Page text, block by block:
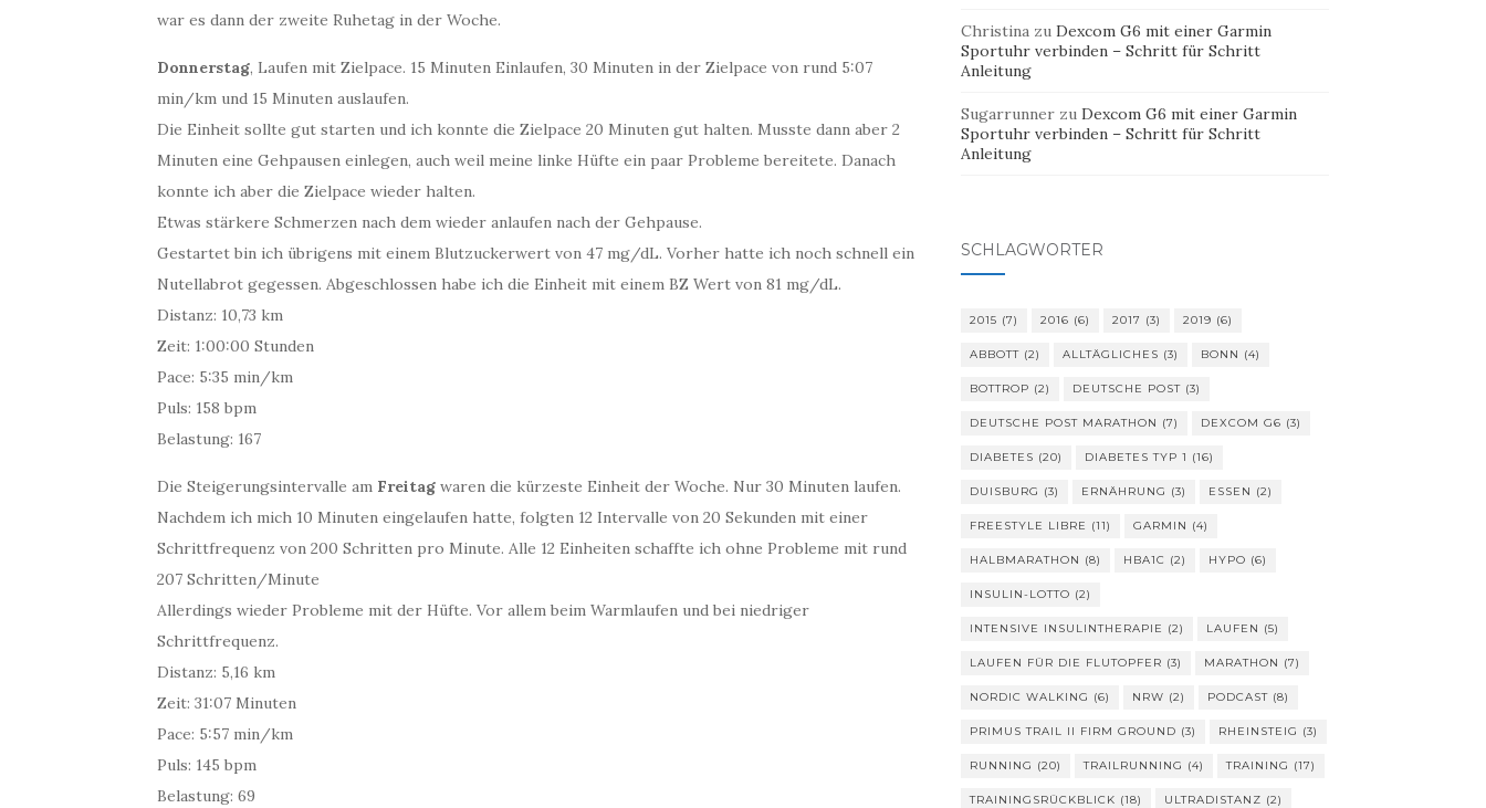
war es dann der zweite Ruhetag in der Woche.
Donnerstag, Laufen mit Zielpace. 15 Minuten Einlaufen, 30 Minuten in der Zielpace von rund 5:07
min/km und 15 Minuten auslaufen.
Die Einheit sollte gut starten und ich konnte die Zielpace 20 Minuten gut halten. Musste dann aber 2
Minuten eine Gehpausen einlegen, auch weil meine linke Hüfte ein paar Probleme bereitete. Danach
konnte ich aber die Zielpace wieder halten.
Etwas stärkere Schmerzen nach dem wieder anlaufen nach der Gehpause.
Gestartet bin ich übrigens mit einem Blutzuckerwert von 47 mg/dL. Vorher hatte ich noch schnell ein
Nutellabrot gegessen. Abgeschlossen habe ich die Einheit mit einem BZ Wert von 81 mg/dL.
Distanz: 10,73 km
Zeit: 1:00:00 Stunden
Pace: 5:35 min/km
Puls: 158 bpm
Belastung: 167
Die Steigerungsintervalle am Freitag waren die kürzeste Einheit der Woche. Nur 30 Minuten laufen.
Nachdem ich mich 10 Minuten eingelaufen hatte, folgten 12 Intervalle von 20 Sekunden mit einer
Schrittfrequenz von 200 Schritten pro Minute. Alle 12 Einheiten schaffte ich ohne Probleme mit rund
207 Schritten/Minute
Allerdings wieder Probleme mit der Hüfte. Vor allem beim Warmlaufen und bei niedriger
Schrittfrequenz.
Distanz: 5,16 km
Zeit: 31:07 Minuten
Pace: 5:57 min/km
Puls: 145 bpm
Belastung: 69
Christina zu Dexcom G6 mit einer Garmin
Sportuhr verbinden – Schritt für Schritt
Anleitung
Sugarrunnerzu Dexcom G6 mit einer Garmin
Sportuhr verbinden – Schritt für Schritt
Anleitung
SCHLAGWÖRTER
2015 (7) 2016 (6) 2017 (3) 2019 (6)
ABBOTT(2) ALLTÄGLICHES (3) BONN (4)
BOTTROP (2) DEUTSCHE POST(3)
DEUTSCHE POST MARATHON (7) DEXCOM G6 (3)
DIABETES (20) DIABETES TYP 1 (16)
DUISBURG (3) ERNÄHRUNG (3) ESSEN (2)
FREESTYLE LIBRE (11) GARMIN (4)
HALBMARATHON (8) HBA1C (2) HYPO (6)
INSULIN-LOTTO (2)
INTENSIVE INSULINTHERAPIE (2) LAUFEN (5)
LAUFEN FÜR DIE FLUTOPFER (3) MARATHON (7)
NORDIC WALKING (6) NRW (2) PODCAST(8)
PRIMUS TRAIL II FIRM GROUND (3) RHEINSTEIG (3)
RUNNING (20) TRAILRUNNING (4) TRAINING (17)
TRAININGSRÜCKBLICK (18) ULTRADISTANZ (2)